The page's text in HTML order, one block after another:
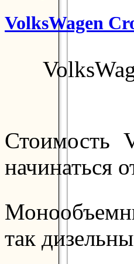
VolksWagen
Стоимость
начинаться
так